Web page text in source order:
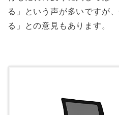
る」という声が多いですが
る」との意見もあります。